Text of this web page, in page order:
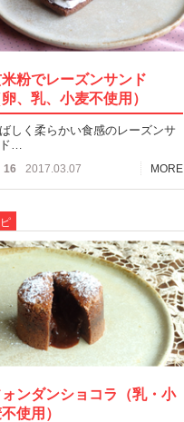
粉でレーズンサンド
卵、乳、小麦不使用）
しく柔らかい食感のレーズンサ
…
16 2017.03.07 MORE
ンダンショコラ（乳・小
使用）